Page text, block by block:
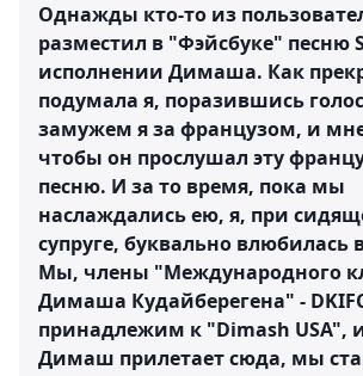
Однажды кто-то из
разместил в "Фэйсбуке" песню
исполнении Димаша. Как
подумала я, поразившись
замужем я за французом, и мне
чтобы он прослушал эту
песню. И за то время, пока мы
наслаждались ею, я, при
супруге, буквально
Мы, члены "Международного
Димаша Кудайберегена" -
принадлежим к "Dimash USA",
Димаш прилетает сюда, мы